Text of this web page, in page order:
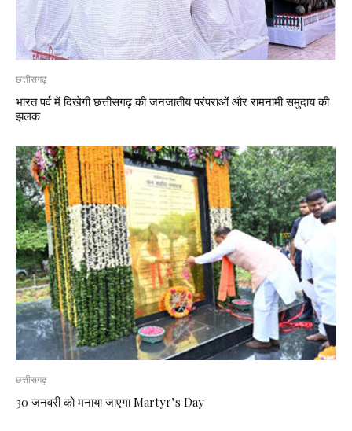
छत्तीसगढ़
भारत पर्व में दिखेगी छत्तीसगढ़ की जनजातीय परंपराओं और रामनामी समुदाय की
झलक
छत्तीसगढ़
30 जनवरी को मनाया जाएगा Martyr’s Day